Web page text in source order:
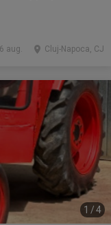
Cluj-Napoca, CJ
6 aug.
1 /4